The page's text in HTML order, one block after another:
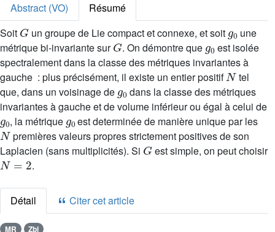
Abstract (VO)
Résumé
Soit
G
un groupe de Lie compact et connexe, et soit
g0
une
métrique bi-invariante sur
G
. On démontre que
g0
est isolée
spectralement dans la classe des métriques invariantes à
gauche : plus précisément, il existe un entier positif
N
tel
que, dans un voisinage de
g0
dans la classe des métriques
invariantes à gauche et de volume inférieur ou égal à celui de
g0
, la métrique
g0
est determinée de manière unique par les
N
premières valeurs propres strictement positives de son
Laplacien (sans multiplicités). Si
G
est simple, on peut choisir
N=2
.
Détail Citer cet article
MR Zbl